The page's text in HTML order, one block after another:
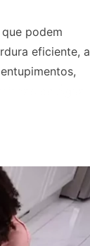
podem
eficiente, a